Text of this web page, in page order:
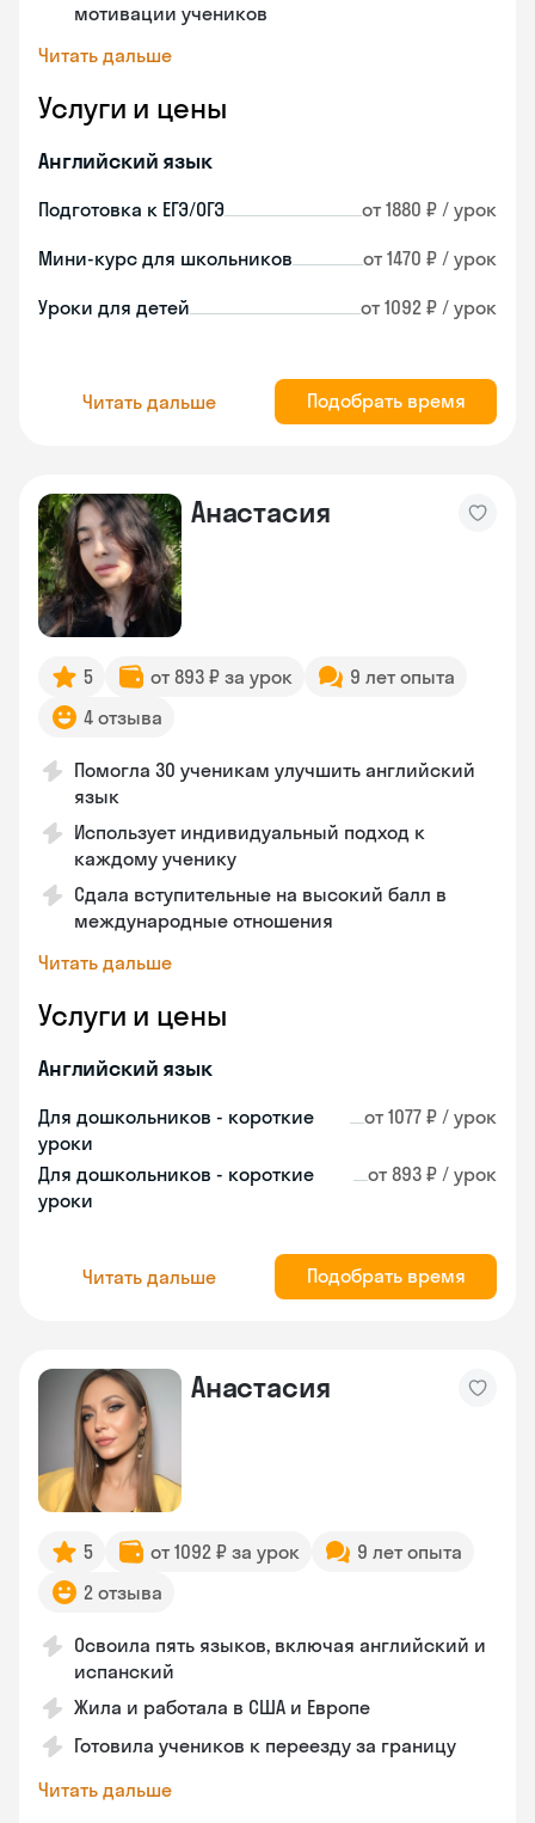
мотивации учеников
Читать дальше
Услуги и цены
Английский язык
Подготовка к ЕГЭ/ОГЭ от 1880 ₽ / урок
Мини-курс для школьников от 1470 ₽ / урок
Уроки для детей от 1092 ₽ / урок
Читать дальше Подобрать время
Анастасия
5 от 893 ₽ за урок
9 лет опыта
4 отзыва
Помогла 30 ученикам улучшить английский
язык
Использует индивидуальный подход к
каждому ученику
Сдала вступительные на высокий балл в
международные отношения
Читать дальше
Услуги и цены
Английский язык
Для дошкольников - короткие
уроки
от 1077 ₽ / урок
Для дошкольников - короткие
уроки
от 893 ₽ / урок
Читать дальше Подобрать время
Анастасия
5 от 1092 ₽ за урок
9 лет опыта
2 отзыва
Освоила пять языков, включая английский и
испанский
Жила и работала в США и Европе
Готовила учеников к переезду за границу
Читать дальше